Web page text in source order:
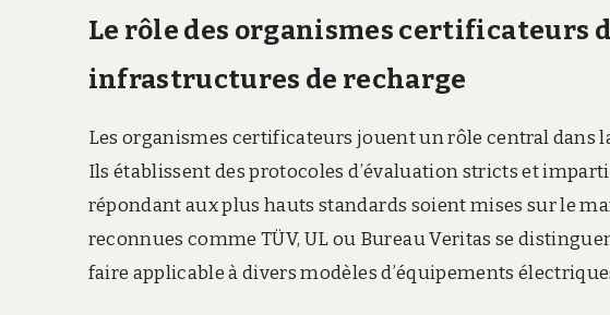
Le rôle des organismes certificateurs
infrastructures de recharge
Les organismes certificateurs jouent un rôle central dans
Ils établissent des protocoles d’évaluation stricts et
répondant aux plus hauts standards soient mises sur le
reconnues comme TÜV, UL ou Bureau Veritas se
faire applicable à divers modèles d’équipements